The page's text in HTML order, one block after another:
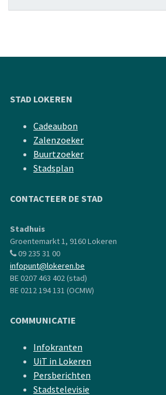
STAD LOKEREN
Cadeaubon
Zalenzoeker
Buurtzoeker
Stadsplan
CONTACTEER DE STAD
Stadhuis
Groentemarkt 1, 9160 Lokeren
09 235 31 00
infopunt@lokeren.be
BE 0207 463 402 (stad)
BE 0212 194 131 (OCMW)
COMMUNICATIE
Infokranten
UiT in Lokeren
Persberichten
Stadstelevisie